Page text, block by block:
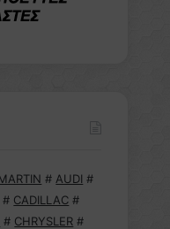
# AUDI #
# CADILLAC #
# CHRYSLER #